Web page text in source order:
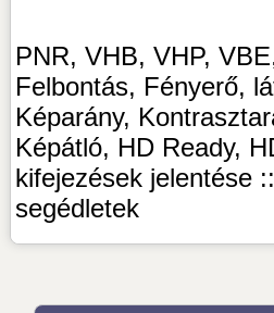
PNR, VHB, VHP,
Felbontás, Fényerő,
Képarány,
Képátló, HD Ready,
kifejezések jelentése
segédletek